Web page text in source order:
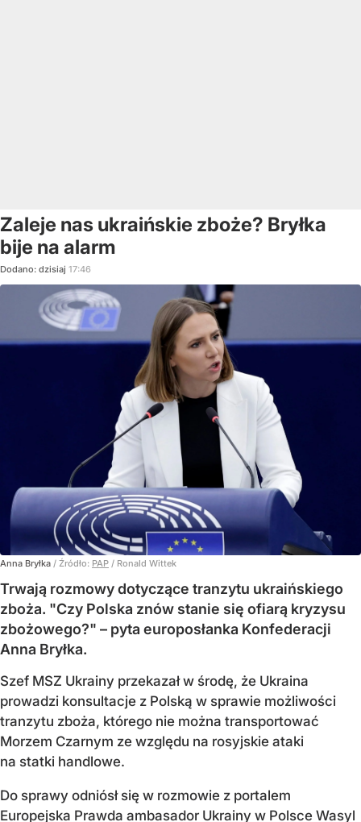
Zaleje nas ukraińskie zboże? Bryłka
bije na alarm
Dodano: dzisiaj 17:46
Anna Bryłka / Źródło: PAP / Ronald Wittek
Trwają rozmowy dotyczące tranzytu ukraińskiego
zboża. "Czy Polska znów stanie się ofiarą kryzysu
zbożowego?" – pyta europosłanka Konfederacji
Anna Bryłka.
Szef MSZ Ukrainy przekazał w środę, że Ukraina
prowadzi konsultacje z Polską w sprawie możliwości
tranzytu zboża, którego nie można transportować
Morzem Czarnym ze względu na rosyjskie ataki
na statki handlowe.
Do sprawy odniósł się w rozmowie z portalem
Europejska Prawda ambasador Ukrainy w Polsce Wasyl